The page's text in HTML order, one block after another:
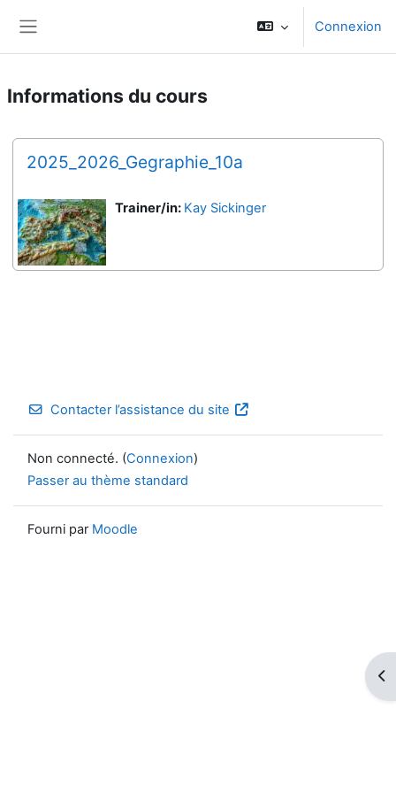
Connexion
Informations du cours
2025_2026_Gegraphie_10a
Trainer/in: Kay Sickinger
Contacter l’assistance du site
Non connecté. (Connexion)
Passer au thème standard
Fourni par Moodle